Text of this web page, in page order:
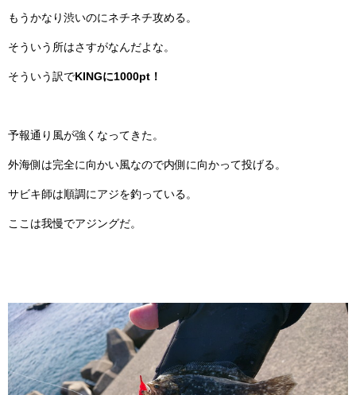
もうかなり渋いのにネチネチ攻める。
そういう所はさすがなんだよな。
そういう訳でKINGに1000pt！
予報通り風が強くなってきた。
外海側は完全に向かい風なので内側に向かって投げる。
サビキ師は順調にアジを釣っている。
ここは我慢でアジングだ。